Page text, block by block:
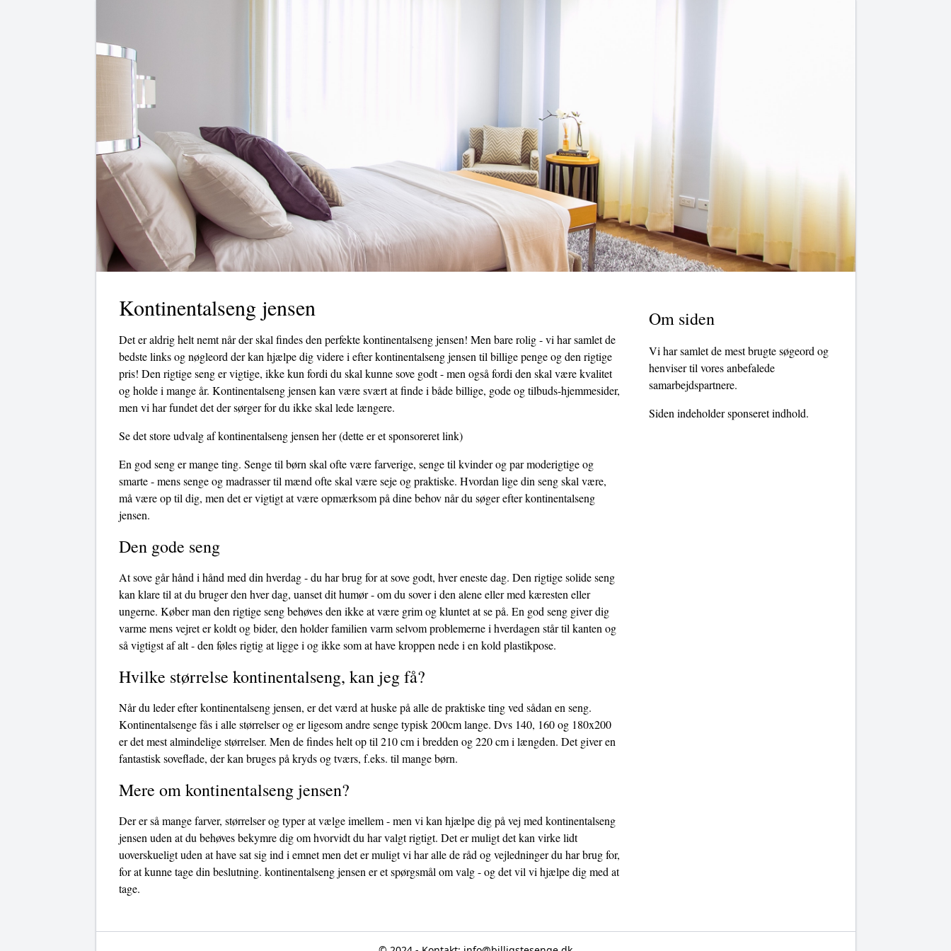
Kontinentalseng jensen
Det er aldrig helt nemt når der skal findes den perfekte kontinentalseng jensen! Men bare rolig - vi har samlet de
bedste links og nøgleord der kan hjælpe dig videre i efter kontinentalseng jensen til billige penge og den rigtige
pris! Den rigtige seng er vigtige, ikke kun fordi du skal kunne sove godt - men også fordi den skal være kvalitet
og holde i mange år. Kontinentalseng jensen kan være svært at finde i både billige, gode og tilbuds-hjemmesider,
men vi har fundet det der sørger for du ikke skal lede længere.
Se det store udvalg af kontinentalseng jensen her(dette er et sponsoreret link)
En god seng er mange ting. Senge til børn skal ofte være farverige, senge til kvinder og par moderigtige og
smarte - mens senge og madrasser til mænd ofte skal være seje og praktiske. Hvordan lige din seng skal være,
må være op til dig, men det er vigtigt at være opmærksom på dine behov når du søger efter kontinentalseng
jensen.
Den gode seng
At sove går hånd i hånd med din hverdag - du har brug for at sove godt, hver eneste dag. Den rigtige solide seng
kan klare til at du bruger den hver dag, uanset dit humør - om du sover i den alene eller med kæresten eller
ungerne. Køber man den rigtige seng behøves den ikke at være grim og kluntet at se på. En god seng giver dig
varme mens vejret er koldt og bider, den holder familien varm selvom problemerne i hverdagen står til kanten og
så vigtigst af alt - den føles rigtig at ligge i og ikke som at have kroppen nede i en kold plastikpose.
Hvilke størrelse kontinentalseng, kan jeg få?
Når du leder efter kontinentalseng jensen, er det værd at huske på alle de praktiske ting ved sådan en seng.
Kontinentalsenge fås i alle størrelser og er ligesom andre senge typisk 200cm lange. Dvs 140, 160 og 180x200
er det mest almindelige størrelser. Men de findes helt op til 210 cm i bredden og 220 cm i længden. Det giver en
fantastisk soveflade, der kan bruges på kryds og tværs, f.eks. til mange børn.
Mere om kontinentalseng jensen?
Der er så mange farver, størrelser og typer at vælge imellem - men vi kan hjælpe dig på vej med kontinentalseng
jensen uden at du behøves bekymre dig om hvorvidt du har valgt rigtigt. Det er muligt det kan virke lidt
uoverskueligt uden at have sat sig ind i emnet men det er muligt vi har alle de råd og vejledninger du har brug for,
for at kunne tage din beslutning. kontinentalseng jensen er et spørgsmål om valg - og det vil vi hjælpe dig med at
tage.
Om siden
Vi har samlet de mest brugte søgeord og
henviser til vores anbefalede
samarbejdspartnere.
Siden indeholder sponseret indhold.